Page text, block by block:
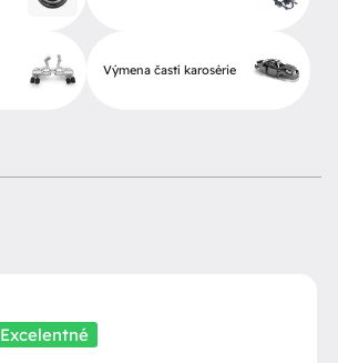
Výmena častí karosérie
Excelentné